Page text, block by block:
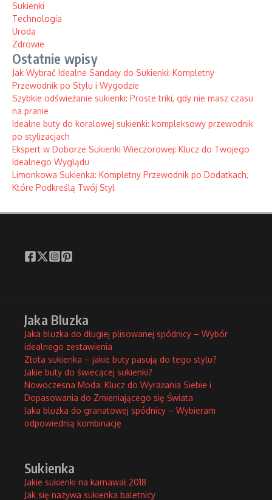
Sukienki
Technologia
Uroda
Zdrowie
Ostatnie wpisy
Jak Wybrać Idealne Sandały do Sukienki: Kompletny
Przewodnik po Stylu i Wygodzie
Szybkie odświeżanie sukienki: Proste triki, gdy nie masz czasu
na pranie
Idealne buty do koralowej sukienki: kompleksowy przewodnik
po stylizacjach
Ekspert w Doborze Sukienki Wieczorowej: Klucz do Twojego
Idealnego Wyglądu
Limonkowa Sukienka: Kompletny Przewodnik po Dodatkach,
Które Podkreślą Twój Styl
Jaka Bluzka
Jaka bluzka do długiej plisowanej spódnicy – Wybór
idealnego zestawienia
Złota sukienka – jakie buty pasują do tego stylu?
Jakie buty do świecącej sukienki?
Nowoczesna Moda: Klucz do Wyrażania Siebie i
Dopasowania do Zmieniającego się Świata
Jaka bluzka do granatowej spódnicy – Wybieram
odpowiednią kombinację
Sukienka
Jakie sukienki na karnawał 2018
Jak się nazywa sukienka baletnicy